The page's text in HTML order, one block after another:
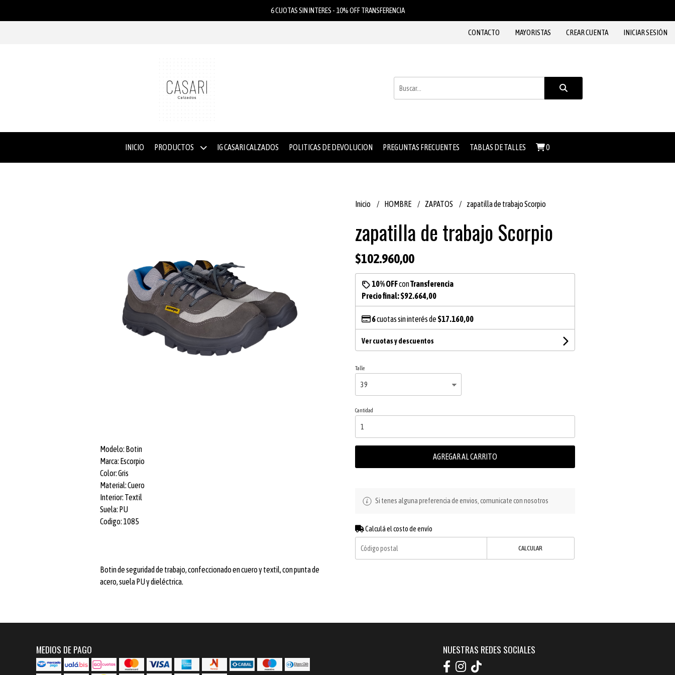
6 CUOTAS SIN INTERES - 10% OFF TRANSFERENCIA
CONTACTO MAYORISTAS CREAR CUENTA INICIAR SESIÓN
INICIO PRODUCTOS IG CASARI CALZADOS POLITICAS DE DEVOLUCION PREGUNTAS FRECUENTES TABLAS DE TALLES 0
Modelo: Botin
Marca: Escorpio
Color: Gris
Material: Cuero
Interior: Textil
Suela: PU
Codigo: 1085
Botin de seguridad de trabajo, confeccionado en cuero y textil, con punta de
acero, suela PU y dieléctrica.
Inicio HOMBRE ZAPATOS zapatilla de trabajo Scorpio
zapatilla de trabajo Scorpio
$102.960,00
10% OFFconTransferencia
Precio final:$92.664,00
6cuotas sin interés de $17.160,00
Ver cuotas y descuentos
Talle
Cantidad
AGREGAR AL CARRITO
Si tenes alguna preferencia de envios, comunicate con nosotros
Calculá el costo de envío
CALCULAR
MEDIOS DE PAGO NUESTRAS REDES SOCIALES